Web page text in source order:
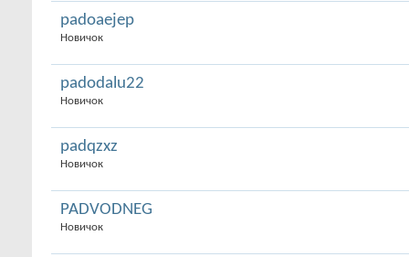
padoaejep
Новичок
padodalu22
Новичок
padqzxz
Новичок
PADVODNEG
Новичок